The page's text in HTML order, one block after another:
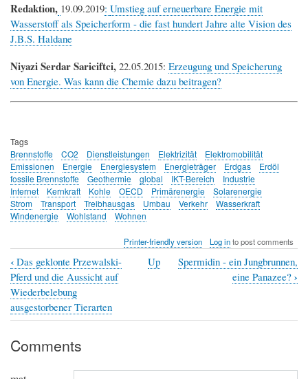
Redaktion, 19.09.2019: Umstieg auf erneuerbare Energie mit
Wasserstoff als Speicherform - die fast hundert Jahre alte Vision des
J.B.S. Haldane
Niyazi Serdar Sariciftci, 22.05.2015: Erzeugung und Speicherung
von Energie. Was kann die Chemie dazu beitragen?
Tags
Brennstoffe
CO2 Dienstleistungen Elektrizität
Elektromobilität
Emissionen
Energie Energiesystem Energieträger Erdgas
Erdöl
fossile Brennstoffe
Geothermie global IKT-Bereich
Industrie
Internet
Kernkraft Kohle OECD Primärenergie
Solarenergie
Strom
Transport Treibhausgas Umbau Verkehr
Wasserkraft
Windenergie
Wohlstand Wohnen
Printer-friendly version Log into post comments
Book
traversal
links
Energiebedarf
und
‹ Das geklonte Przewalski-
Pferd und die Aussicht auf
Wiederbelebung
ausgestorbener Tierarten
Up
Spermidin - ein Jungbrunnen,
eine Panazee? ›
Comments